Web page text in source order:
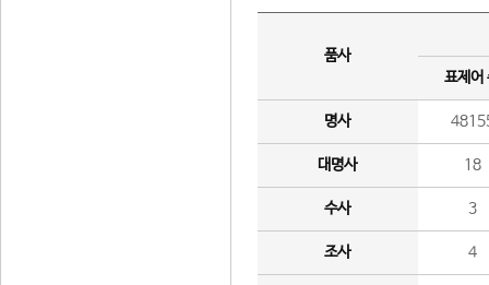
품사
표제어
명사
대명사 18
수사 3
조사 4